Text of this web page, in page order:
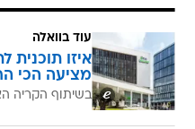
עוד בוואלה
איזו תוכנית
מציעה הכי
בשיתוף הקריה